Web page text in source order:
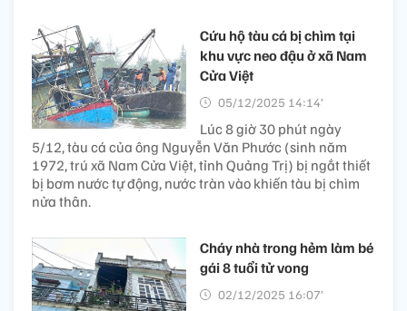
Cứu hộ tàu cá bị chìm tại
khu vực neo đậu ở xã Nam
Cửa Việt
05/12/2025 14:14’
Lúc 8 giờ 30 phút ngày
5/12, tàu cá của ông Nguyễn Văn Phước (sinh năm
1972, trú xã Nam Cửa Việt, tỉnh Quảng Trị) bị ngắt thiết
bị bơm nước tự động, nước tràn vào khiến tàu bị chìm
nửa thân.
Cháy nhà trong hẻm làm bé
gái 8 tuổi tử vong
02/12/2025 16:07’